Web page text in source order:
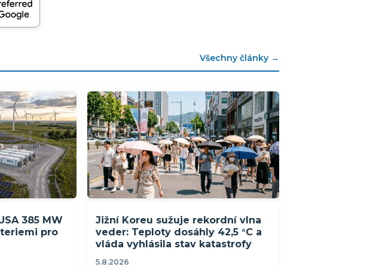
Všechny články →
385 MW
pro
Jižní Koreu sužuje rekordní vlna
veder: Teploty dosáhly 42,5 °C a
vláda vyhlásila stav katastrofy
5.8.2026